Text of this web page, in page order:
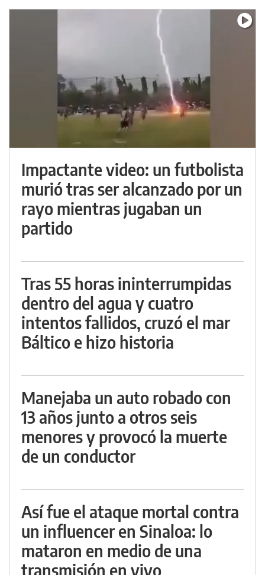
Impactante video: un futbolista
murió tras ser alcanzado por un
rayo mientras jugaban un
partido
Tras 55 horas ininterrumpidas
dentro del agua y cuatro
intentos fallidos, cruzó el mar
Báltico e hizo historia
Manejaba un auto robado con
13 años junto a otros seis
menores y provocó la muerte
de un conductor
Así fue el ataque mortal contra
un influencer en Sinaloa: lo
mataron en medio de una
transmisión en vivo